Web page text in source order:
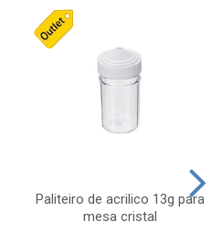
Paliteiro de acrilico 13g para
mesa cristal